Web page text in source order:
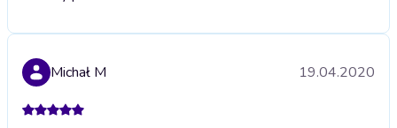
Michał M 19.04.2020